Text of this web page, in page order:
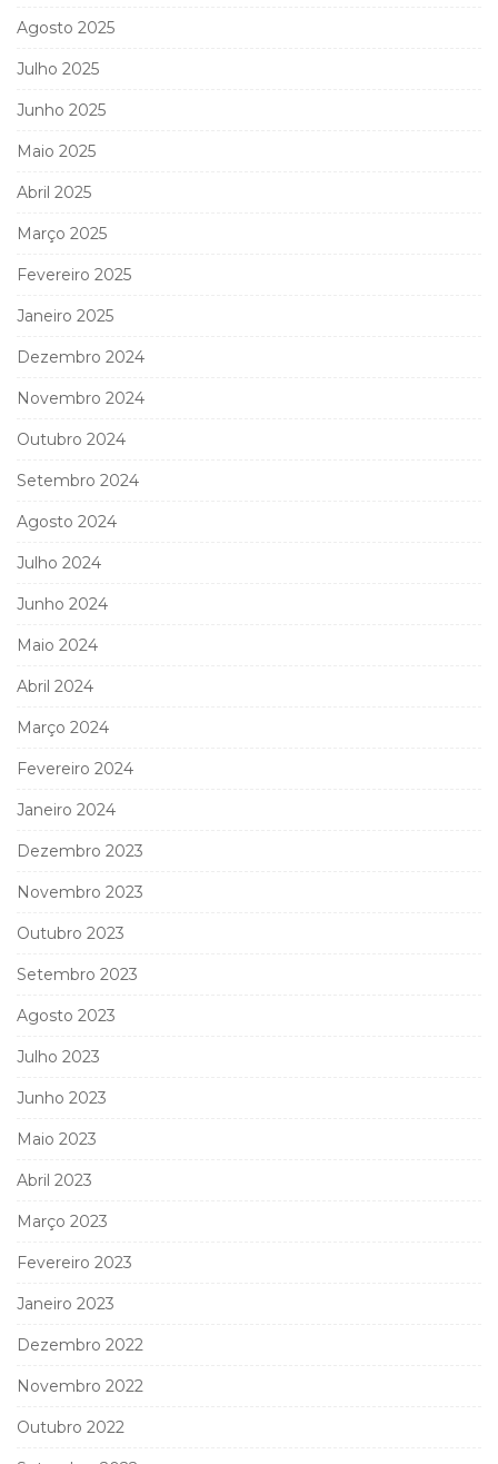
Agosto 2025
Julho 2025
Junho 2025
Maio 2025
Abril 2025
Março 2025
Fevereiro 2025
Janeiro 2025
Dezembro 2024
Novembro 2024
Outubro 2024
Setembro 2024
Agosto 2024
Julho 2024
Junho 2024
Maio 2024
Abril 2024
Março 2024
Fevereiro 2024
Janeiro 2024
Dezembro 2023
Novembro 2023
Outubro 2023
Setembro 2023
Agosto 2023
Julho 2023
Junho 2023
Maio 2023
Abril 2023
Março 2023
Fevereiro 2023
Janeiro 2023
Dezembro 2022
Novembro 2022
Outubro 2022